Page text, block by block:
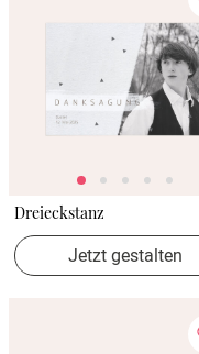
Dreieckstanz
Jetzt gestalten